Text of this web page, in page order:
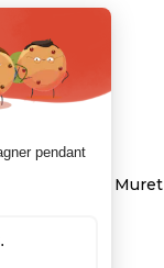
7002, 31600 Muret